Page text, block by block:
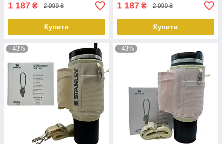
1 187 ₴ 2 099 ₴
Купити
1 187 ₴ 2 099 ₴
Купити
–43% –43%